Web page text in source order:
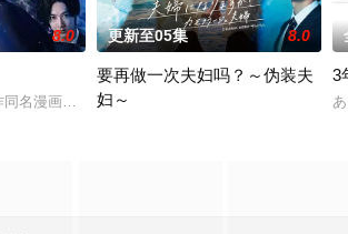
8.0
名漫画。不起眼的高中生三井宏太在好友内新次郎
更新至05集 8.0
要再做一次夫妇吗？～伪装夫
妇～
3